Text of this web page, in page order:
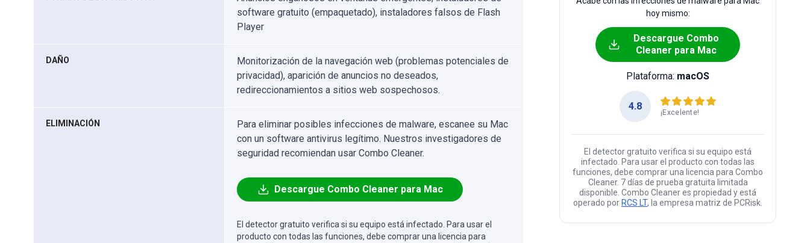
software gratuito (empaquetado), instaladores falsos de Flash
Player
DAÑO
Monitorización de la navegación web (problemas potenciales de
privacidad), aparición de anuncios no deseados,
redireccionamientos a sitios web sospechosos.
ELIMINACIÓN
Para eliminar posibles infecciones de malware, escanee su Mac
con un software antivirus legítimo. Nuestros investigadores de
seguridad recomiendan usar Combo Cleaner.
Descargue Combo Cleaner para Mac
El detector gratuito verifica si su equipo está infectado. Para usar el
producto con todas las funciones, debe comprar una licencia para
hoy mismo:
Descargue Combo
Cleaner para Mac
Plataforma: macOS
4.8
¡Excelente!
El detector gratuito verifica si su equipo está
infectado. Para usar el producto con todas las
funciones, debe comprar una licencia para Combo
Cleaner. 7 días de prueba gratuita limitada
disponible. Combo Cleaner es propiedad y está
operado por RCS LT, la empresa matriz de PCRisk.